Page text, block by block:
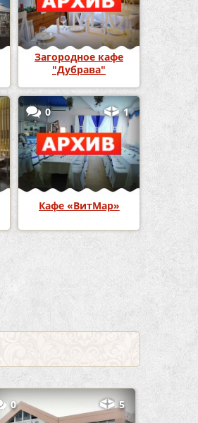
Загородное кафе
"Дубрава"
0 1
Кафе «ВитМар»
0 5